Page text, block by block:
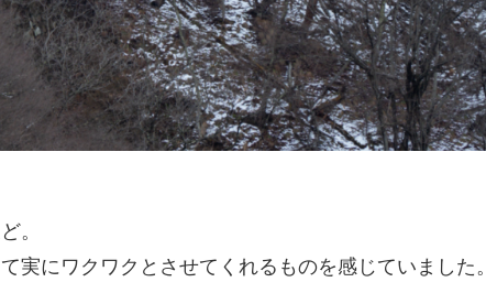
。
実にワクワクとさせてくれるものを感じていました。